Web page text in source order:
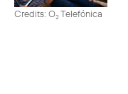
Credits: O2Telefónica